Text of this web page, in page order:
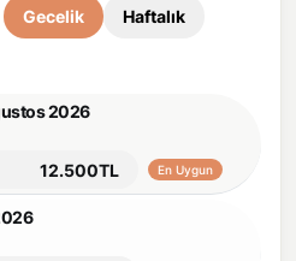
Gecelik Haftalık
2026
12.500TL En Uygun